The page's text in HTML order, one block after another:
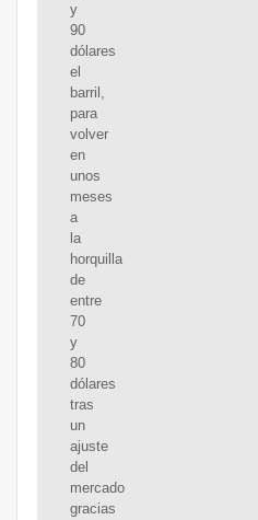
y
90
dólares
el
barril,
para
volver
en
unos
meses
a
la
horquilla
de
entre
70
y
80
dólares
tras
un
ajuste
del
mercado
gracias